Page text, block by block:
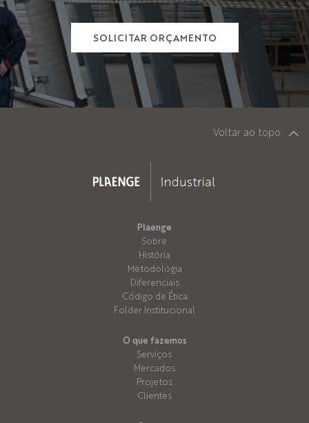
SOLICITAR ORÇAMENTO
Voltar ao topo
Plaenge
Sobre
História
Metodologia
Diferenciais
Código de Ética
Folder Institucional
O que fazemos
Serviços
Mercados
Projetos
Clientes